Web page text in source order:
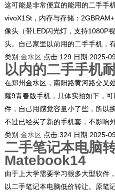
这可能是非常便宜的能用的二手手
vivoX1St，内存与存储：
像头（带LED闪光灯，支持1080P
头。自己家里以前用的二手手机，
类别:金水区 点击:129 日期:2025-
以内的二手手机
在郑州金水区，南阳路黄河路交叉
耀9青春版手机，具体实拍如下，
件，自己用感觉容量小了些，所以
不过已经买了新的手机套，不影响
类别:金水区 点击:324 日期:2025-
二手笔记本电脑
Matebook14
由于上大学需要学习很多大型软件
以二手笔记本电脑低价转让。原笔